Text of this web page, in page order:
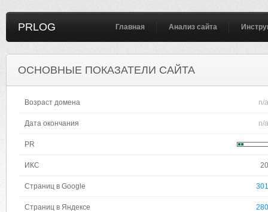
PRLOG Главная Анализ сайта
ОСНОВНЫЕ ПОКАЗАТЕЛИ САЙТА
Возраст домена n/a
Дата окончания n/a
PR
ИКС 20
Страниц в Google 301
Страниц в Яндексе 280